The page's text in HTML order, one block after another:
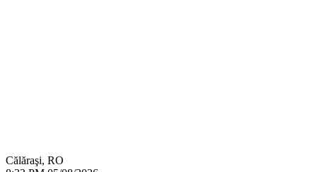
Călăraşi, RO